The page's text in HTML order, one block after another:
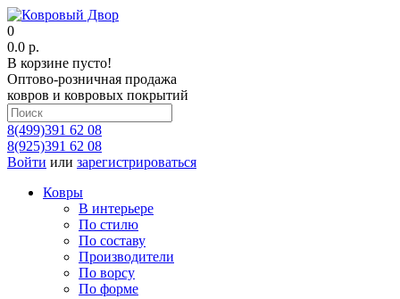
0
0.0 р.
В корзине пусто!
Оптово-розничная продажа
ковров и ковровых покрытий
8(499)391 62 08
8(925)391 62 08
Войти или зарегистрироваться
Ковры
В интерьере
По стилю
По составу
Производители
По ворсу
По форме